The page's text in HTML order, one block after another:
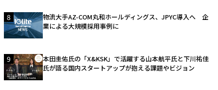
8
物流大手AZ-COM丸和ホールディングス、JPYC導入へ 企
業による大規模採用事例に
9
本田圭佑氏の「X&KSK」で活躍する山本航平氏と下川祐佳
氏が語る国内スタートアップが抱える課題やビジョン